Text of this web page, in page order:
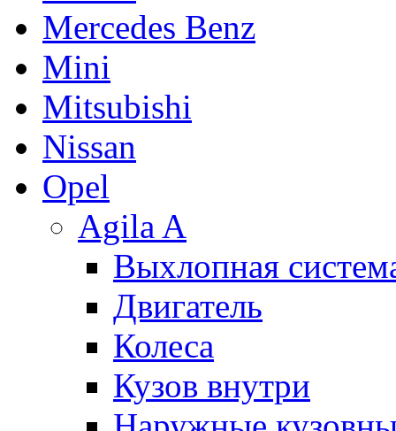
Mercedes Benz
Mini
Mitsubishi
Nissan
Opel
Agila A
Выхлопная
Двигатель
Колеса
Кузов внутри